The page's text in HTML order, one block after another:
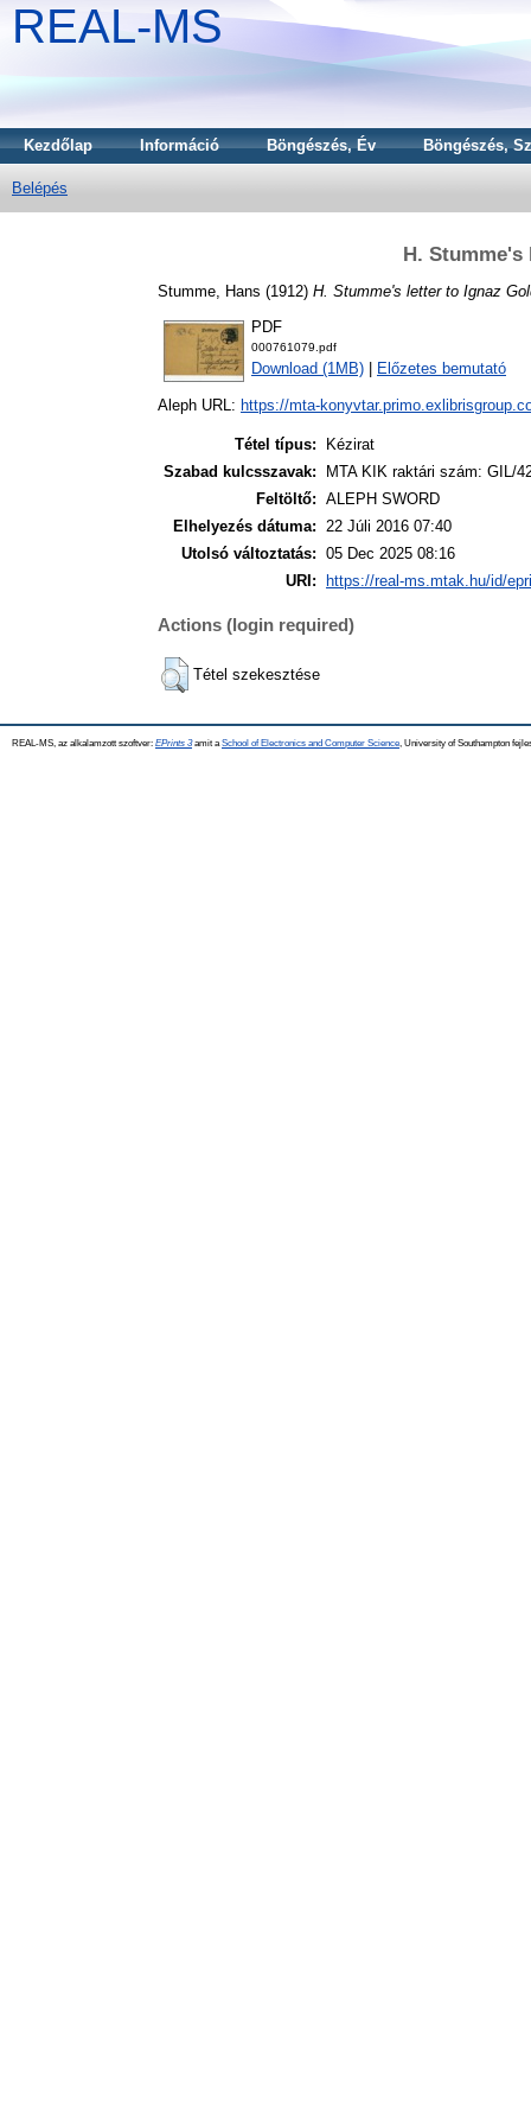
REAL-MS
Kezdőlap Információ Böngészés, Év Böngészés,
Belépés
H.
Stumme, Hans (1912) H. Stumme's letter to Ignaz
PDF
000761079.pdf
Download (1MB) Előzetes bemutató
Aleph URL: https://mta-
Tétel típus:
Kézirat
Szabad kulcsszavak:
MTA KIK raktári szám: GIL/
Feltöltő: ALEPH SWORD
Elhelyezés dátuma: 22 Júli 2016 07:40
Utolsó változtatás: 05 Dec 2025 08:16
URI:
https://real-ms.mtak.hu/id/
Actions (login required)
Tétel szekesztése
REAL-MS, az alkalamzott szoftver: EPrints 3amit a School of Electronics and Computer Science , University of Southampton